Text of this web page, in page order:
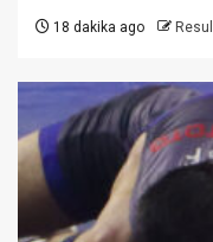
18 dakika ago